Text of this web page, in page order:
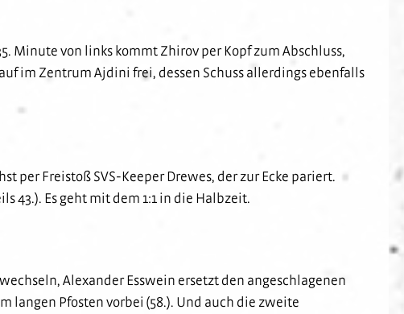
Minute von links kommt Zhirov per Kopf zum Abschluss,
im Zentrum Ajdini frei, dessen Schuss allerdings ebenfalls
per Freistoß SVS-Keeper Drewes, der zur Ecke pariert.
43.). Es geht mit dem 1:1 in die Halbzeit.
Alexander Esswein ersetzt den angeschlagenen
langen Pfosten vorbei (58.). Und auch die zweite